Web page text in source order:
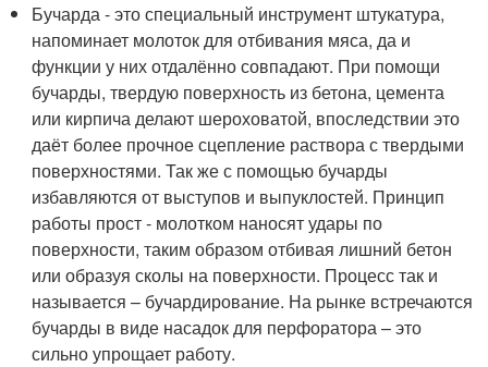
Бучарда - это специальный инструмент штукатура,
напоминает молоток для отбивания мяса, да и
функции у них отдалённо совпадают. При помощи
бучарды, твердую поверхность из бетона, цемента
или кирпича делают шероховатой, впоследствии это
даёт более прочное сцепление раствора с твердыми
поверхностями. Так же с помощью бучарды
избавляются от выступов и выпуклостей. Принцип
работы прост - молотком наносят удары по
поверхности, таким образом отбивая лишний бетон
или образуя сколы на поверхности. Процесс так и
называется – бучардирование. На рынке встречаются
бучарды в виде насадок для перфоратора – это
сильно упрощает работу.